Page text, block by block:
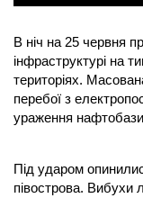
В ніч на 25 червня
інфраструктурі на
територіях.
перебої з
ураження
Під ударом
півострова. Вибухи